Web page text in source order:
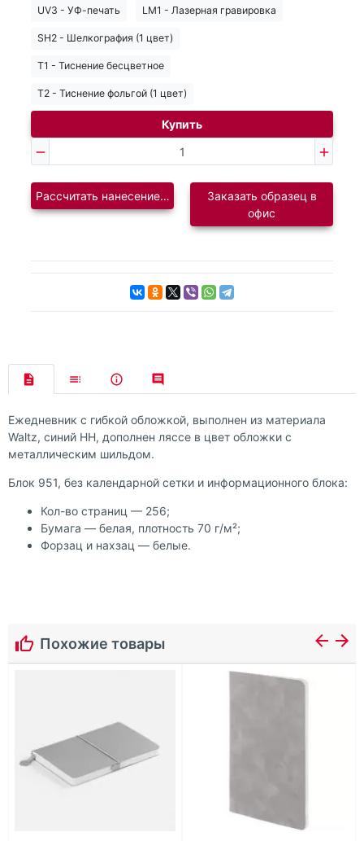
UV3 - УФ-печать LM1 - Лазерная гравировка
SH2 - Шелкография (1 цвет)
T1 - Тиснение бесцветное
T2 - Тиснение фольгой (1 цвет)
Купить
Рассчитать нанесение логотипаЗаказать образец в
офис
Ежедневник с гибкой обложкой, выполнен из материала
Waltz, синий НН, дополнен ляссе в цвет обложки с
металлическим шильдом.
Блок 951, без календарной сетки и информационного блока:
Кол-во страниц — 256;
Бумага — белая, плотность 70 г/м²;
Форзац и нахзац — белые.
Похожие товары